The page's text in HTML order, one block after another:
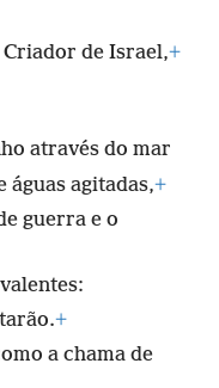
Criador de Israel,+
através do mar
águas agitadas,+
guerra e o
+
a chama de